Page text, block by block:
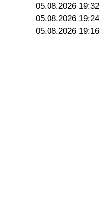
05.08.2026 19:32
05.08.2026 19:24
05.08.2026 19:16